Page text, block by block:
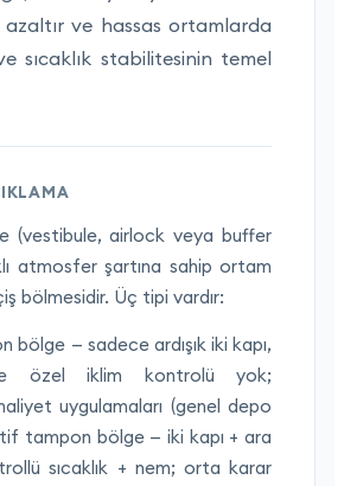
ve hassas ortamlarda
sıcaklık stabilitesinin temel
(vestibule, airlock veya buffer
atmosfer şartına sahip ortam
bölmesidir. Üç tipi vardır:
bölge — sadece ardışık iki kapı,
özel iklim kontrolü yok;
uygulamaları (genel depo
tampon bölge — iki kapı + ara
sıcaklık + nem; orta karar